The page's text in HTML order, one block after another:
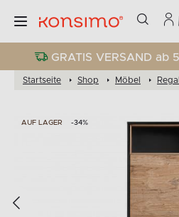
GRATIS VERSAND ab
Startseite Shop Möbel
AUF LAGER -34%